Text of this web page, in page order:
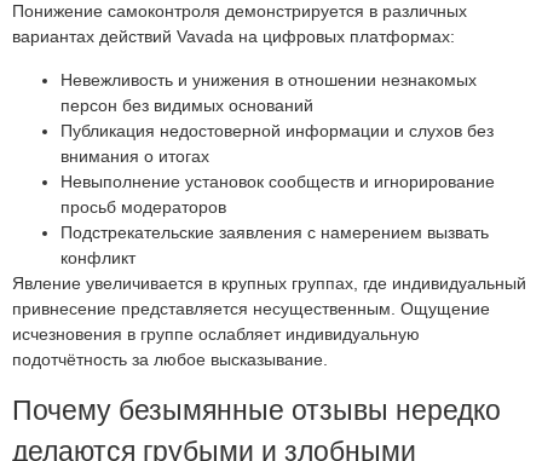
Понижение самоконтроля демонстрируется в различных
вариантах действий Vavada на цифровых платформах:
Невежливость и унижения в отношении незнакомых
персон без видимых оснований
Публикация недостоверной информации и слухов без
внимания о итогах
Невыполнение установок сообществ и игнорирование
просьб модераторов
Подстрекательские заявления с намерением вызвать
конфликт
Явление увеличивается в крупных группах, где индивидуальный
привнесение представляется несущественным. Ощущение
исчезновения в группе ослабляет индивидуальную
подотчётность за любое высказывание.
Почему безымянные отзывы нередко
делаются грубыми и злобными